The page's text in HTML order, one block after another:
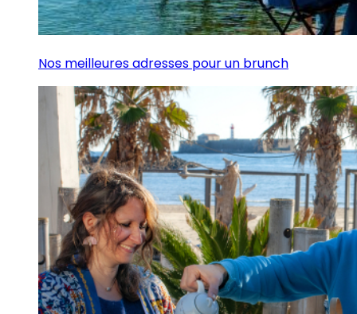
Nos meilleures adresses pour un brunch